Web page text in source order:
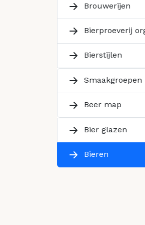
Brouwerijen
Bierproeverij
Bierstijlen
Smaakgroepen
Beer map
Bier glazen
Bieren